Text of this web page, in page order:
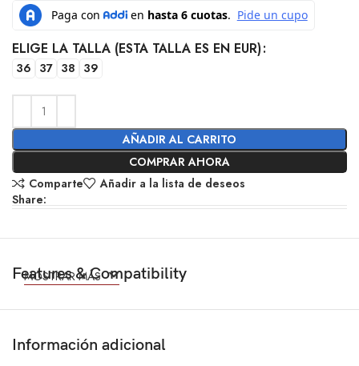
ELIGE LA TALLA (ESTA TALLA ES EN EUR)
36 37 38 39
AÑADIR AL CARRITO
COMPRAR AHORA
Comparte
Añadir a la lista de deseos
Share:
Features & Compatibility
MOSTRAR MÁS
Información adicional